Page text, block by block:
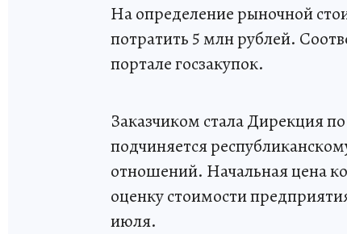
На определение рыночной
потратить 5 млн рублей.
портале госзакупок.
Заказчиком стала Дирекция
подчиняется
отношений. Начальная цена
оценку стоимости
июля.